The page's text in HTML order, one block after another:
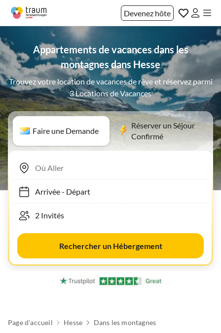
Devenez hôte
Appartements de vacances dans les
montagnes dans Hesse
Trouvez votre location de vacances de rêve et réservez parmi
3 Locations de Vacances
Faire une Demande
Réserver un Séjour
Confirmé
Arrivée- Départ
Rechercher un Hébergement
Page d'accueil Hesse Dans les montagnes